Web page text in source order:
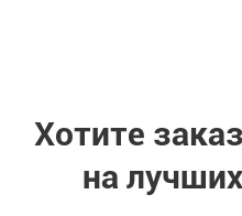
Хотите
на